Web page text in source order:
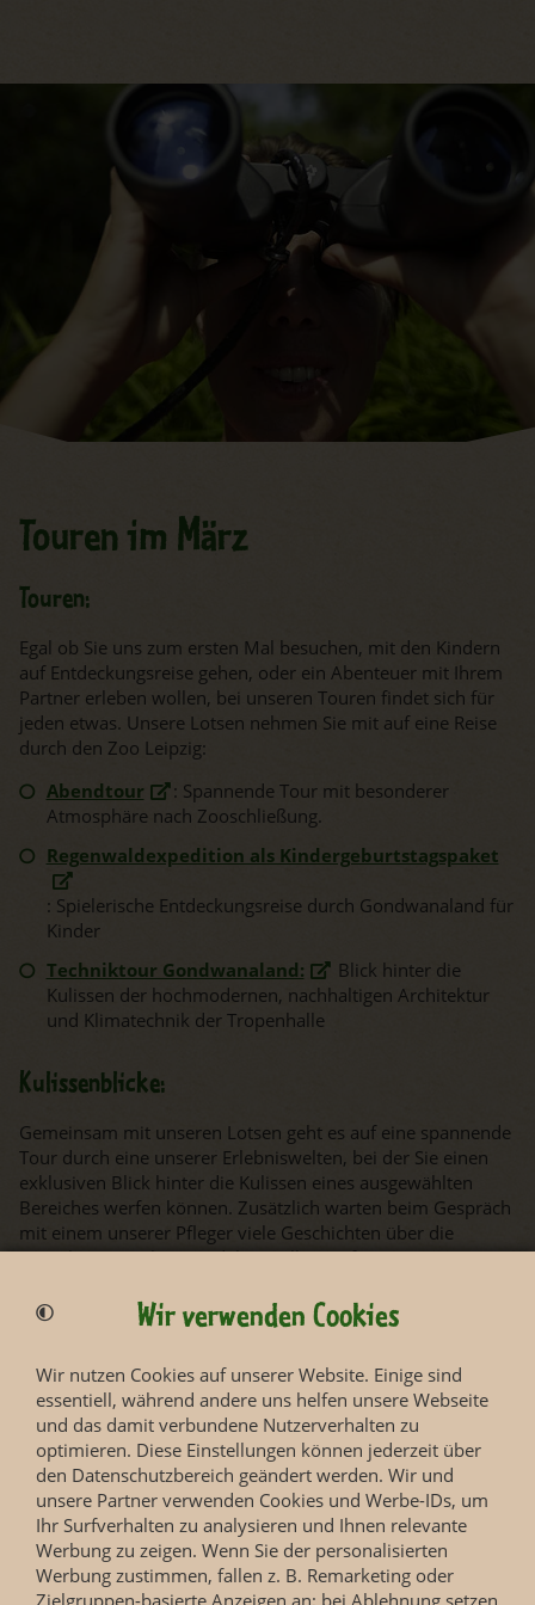
Touren im März
Touren:
Egal ob Sie uns zum ersten Mal besuchen, mit den Kindern
auf Entdeckungsreise gehen, oder ein Abenteuer mit Ihrem
Partner erleben wollen, bei unseren Touren findet sich für
jeden etwas. Unsere Lotsen nehmen Sie mit auf eine Reise
durch den Zoo Leipzig:
Abendtour
: Spannende Tour mit besonderer
Atmosphäre nach Zooschließung.
Regenwaldexpedition als Kindergeburtstagspaket
: Spielerische Entdeckungsreise durch Gondwanaland für
Kinder
Techniktour Gondwanaland:
Blick hinter die
Kulissen der hochmodernen, nachhaltigen Architektur
und Klimatechnik der Tropenhalle
Kulissenblicke:
Gemeinsam mit unseren Lotsen geht es auf eine spannende
Tour durch eine unserer Erlebniswelten, bei der Sie einen
exklusiven Blick hinter die Kulissen eines ausgewählten
Bereiches werfen können. Zusätzlich warten beim Gespräch
mit einem unserer Pfleger viele Geschichten über die
tierischen Bewohner und ihren Alltag auf Sie.
Kulissenblick Gondwanaland
KulissenblickKiwara-Savanne
Kulissenblick Löwensavanne Makasi Simba
Kulissenblick Okapi-Wald
Kulissenblick XXL Pongoland
Tipp
Wir verwenden Cookies
Wir nutzen Cookies auf unserer Website. Einige sind
essentiell, während andere uns helfen unsere Webseite
und das damit verbundene Nutzerverhalten zu
optimieren. Diese Einstellungen können jederzeit über
den Datenschutzbereich geändert werden. Wir und
unsere Partner verwenden Cookies und Werbe-IDs, um
Ihr Surfverhalten zu analysieren und Ihnen relevante
Werbung zu zeigen. Wenn Sie der personalisierten
Werbung zustimmen, fallen z. B. Remarketing oder
Zielgruppen-basierte Anzeigen an; bei Ablehnung setzen